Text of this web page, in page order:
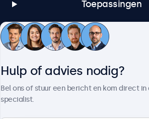
Toepassingen
Klantenservice
Hulp of advies nodig?
Bel ons of stuur een bericht en kom direct
specialist.